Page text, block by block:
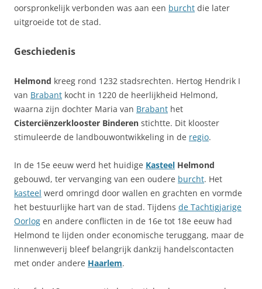
oorspronkelijk verbonden was aan een burcht die later
uitgroeide tot de stad.
Geschiedenis
Helmond kreeg rond 1232 stadsrechten. Hertog Hendrik I
van Brabant kocht in 1220 de heerlijkheid Helmond,
waarna zijn dochter Maria van Brabant het
Cisterciënzerklooster Binderen stichtte. Dit klooster
stimuleerde de landbouwontwikkeling in de regio.
In de 15e eeuw werd het huidige Kasteel Helmond
gebouwd, ter vervanging van een oudere burcht. Het
kasteel werd omringd door wallen en grachten en vormde
het bestuurlijke hart van de stad. Tijdens de Tachtigjarige
Oorlog en andere conflicten in de 16e tot 18e eeuw had
Helmond te lijden onder economische teruggang, maar de
linnenweverij bleef belangrijk dankzij handelscontacten
met onder andere Haarlem.